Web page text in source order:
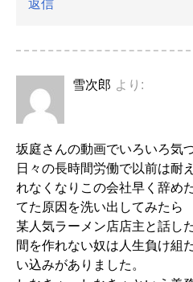
返信
雪次郎 より:
坂庭さんの動画でいろいろ気
日々の長時間労働で以前は耐
れなくなりこの会社早く辞め
てた原因を洗い出してみたら
某人気ラーメン店店主と話し
間を作れない奴は人生負け組
い込みがありました。